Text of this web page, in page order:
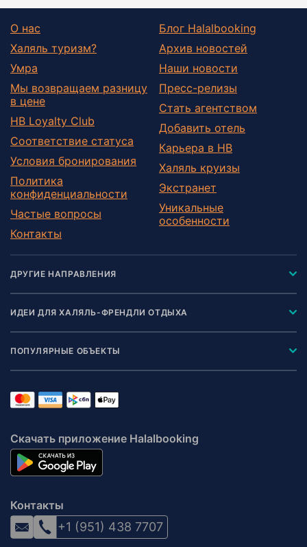
О нас
Халяль туризм?
Умра
Мы возвращаем разницу
в цене
HB Loyalty Club
Соответствие статуса
Условия бронирования
Политика
конфиденциальности
Частые вопросы
Контакты
Блог Halalbooking
Архив новостей
Наши новости
Пресс-релизы
Стать агентством
Добавить отель
Карьера в HB
Халяль круизы
Экстранет
Уникальные
особенности
ДРУГИЕ НАПРАВЛЕНИЯ
ИДЕИ ДЛЯ ХАЛЯЛЬ-ФРЕНДЛИ ОТДЫХА
ПОПУЛЯРНЫЕ ОБЪЕКТЫ
Скачать приложение Halalbooking
Контакты
+1 (951) 438 7707